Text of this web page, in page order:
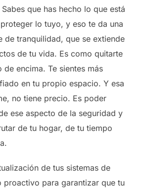
que has hecho lo que está
lo tuyo, y eso te da una
de tranquilidad, que se extiende
de tu vida. Es como quitarte
de encima. Te sientes más
en tu propio espacio. Y esa
no tiene precio. Es poder
ese aspecto de la seguridad y
de tu hogar, de tu tiempo
de tus sistemas de
proactivo para garantizar que tu